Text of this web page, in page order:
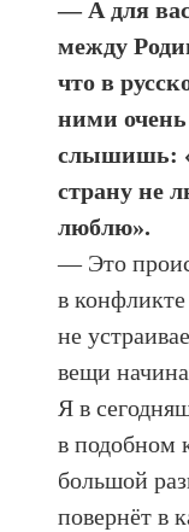
— А для
между
что в
ними
слышишь:
страну не
люблю».
— Это
в конфликте
не
вещи
Я в
в подобном
большой
повернёт в